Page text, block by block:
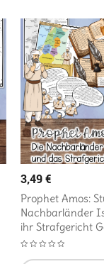
3,49€
Prophet Amos:
Nachbarländer
ihr Strafgericht